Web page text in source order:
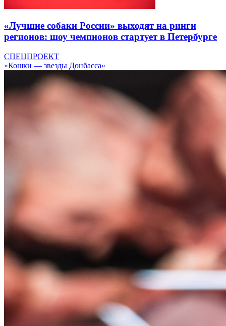
«Лучшие собаки России» выходят на ринги
регионов: шоу чемпионов стартует в Петербурге
СПЕЦПРОЕКТ
«Кошки — звезды Донбасса»